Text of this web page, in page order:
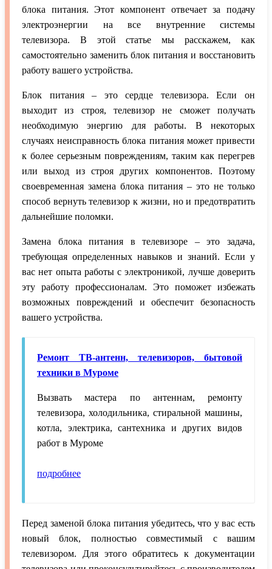
блока питания. Этот компонент отвечает за подачу
электроэнергии на все внутренние системы
телевизора. В этой статье мы расскажем, как
самостоятельно заменить блок питания и восстановить
работу вашего устройства.
Блок питания – это сердце телевизора. Если он
выходит из строя, телевизор не сможет получать
необходимую энергию для работы. В некоторых
случаях неисправность блока питания может привести
к более серьезным повреждениям, таким как перегрев
или выход из строя других компонентов. Поэтому
своевременная замена блока питания – это не только
способ вернуть телевизор к жизни, но и предотвратить
дальнейшие поломки.
Замена блока питания в телевизоре – это задача,
требующая определенных навыков и знаний. Если у
вас нет опыта работы с электроникой, лучше доверить
эту работу профессионалам. Это поможет избежать
возможных повреждений и обеспечит безопасность
вашего устройства.
Ремонт ТВ-антенн, телевизоров, бытовой
техники в Муроме
Вызвать мастера по антеннам, ремонту
телевизора, холодильника, стиральной машины,
котла, электрика, сантехника и других видов
работ в Муроме
подробнее
Перед заменой блока питания убедитесь, что у вас есть
новый блок, полностью совместимый с вашим
телевизором. Для этого обратитесь к документации